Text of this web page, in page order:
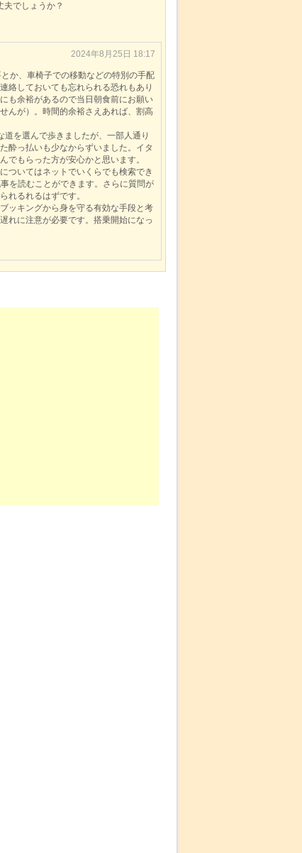
でしょうか？
2024年8月25日 18:17
か、車椅子での移動などの特別の手配
絡しておいても忘れられる恐れもあり
も余裕があるので当日朝食前にお願い
んが）。時間的余裕さえあれば、割高
を選んで歩きましたが、一部人通り
酔っ払いも少なからずいました。イタ
でもらった方が安心かと思います。
ついてはネットでいくらでも検索でき
を読むことができます。さらに質問が
れるれるはずです。
ッキングから身を守る有効な手段と考
れに注意が必要です。搭乗開始になっ